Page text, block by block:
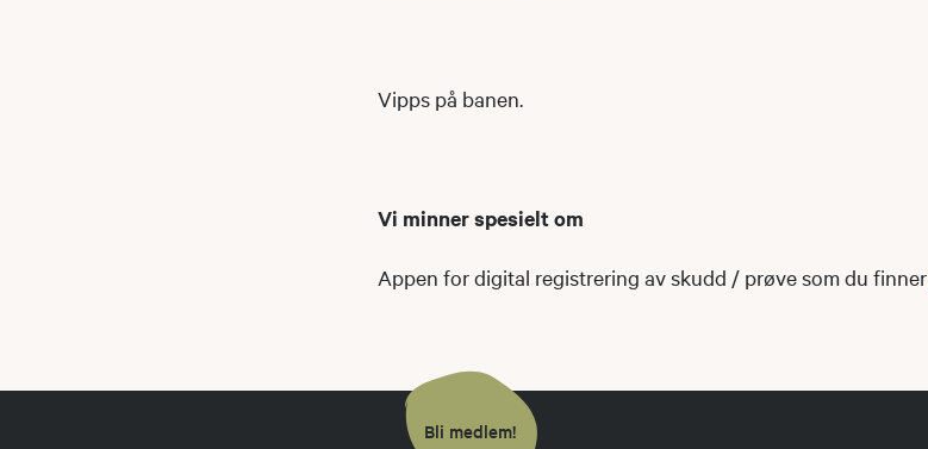
Vipps på banen.
Vi minner spesielt om
Appen for digital registrering av skudd / prøve som du finner
Bli medlem!